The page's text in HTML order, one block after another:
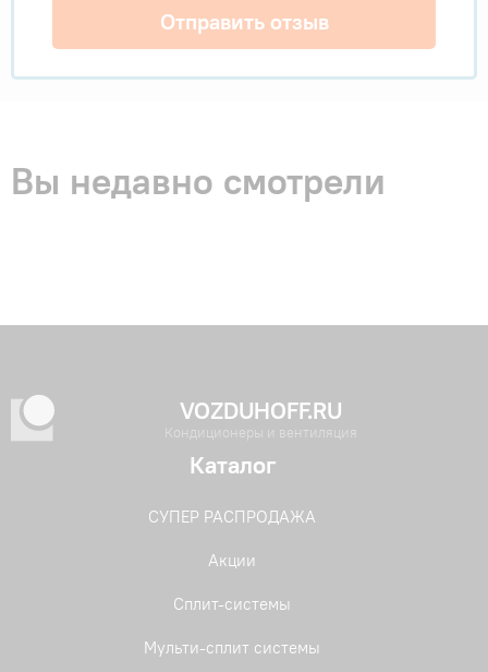
Отправить отзыв
Вы недавно смотрели
VOZDUHOFF.RU
Кондиционеры и вентиляция
Каталог
СУПЕР РАСПРОДАЖА
Акции
Сплит-системы
Мульти-сплит системы